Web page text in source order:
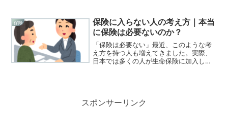
です。実は、50代は保険を見直すベスト
タイミングとも言われ...
保険
保険に入らない人の考え方｜本当
に保険は必要ないのか？
「保険は必要ない」最近、このような考
え方を持つ人も増えてきました。実際、
日本では多くの人が生命保険に加入して
スポンサーリンク